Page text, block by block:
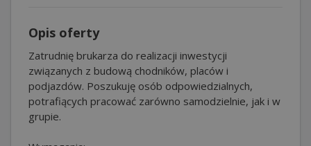
Opis oferty
Zatrudnię brukarza do realizacji inwestycji
związanych z budową chodników, placów i
podjazdów. Poszukuję osób odpowiedzialnych,
potrafiących pracować zarówno samodzielnie, jak i w
grupie.